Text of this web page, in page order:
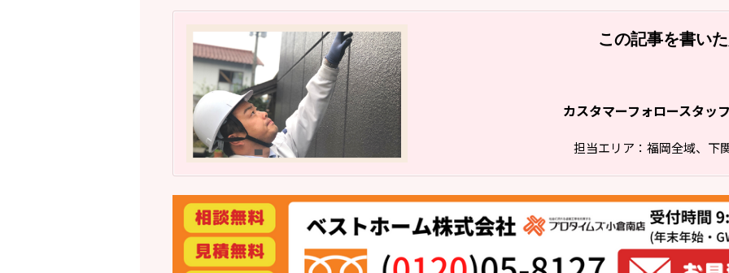
この記事を書い
カスタマーフォロースタッ
担当エリア：福岡全域、下